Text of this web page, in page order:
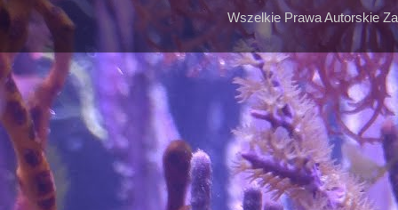
Wszelkie Prawa Autorskie